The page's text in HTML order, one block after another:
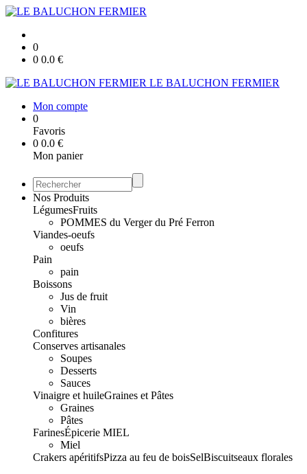
0
0 0.0 €
LE BALUCHON FERMIER
Mon compte
0
Favoris
0 0.0 €
Mon panier
Nos Produits
LégumesFruits
POMMES du Verger du Pré Ferron
Viandes-oeufs
oeufs
Pain
pain
Boissons
Jus de fruit
Vin
bières
Confitures
Conserves artisanales
Soupes
Desserts
Sauces
Vinaigre et huileGraines et Pâtes
Graines
Pâtes
FarinesÉpicerie MIEL
Miel
Crakers apéritifsPizza au feu de boisSelBiscuitseaux florales